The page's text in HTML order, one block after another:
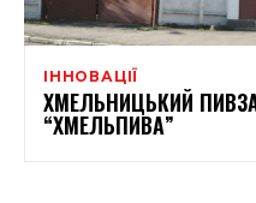
ІННОВАЦІЇ
ХМЕЛЬНИЦЬКИЙ
“ХМЕЛЬПИВА”